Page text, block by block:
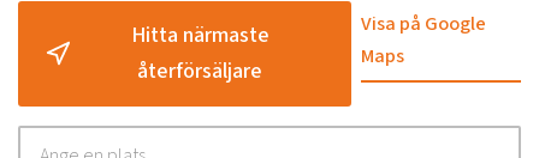
Hitta närmaste
återförsäljare
Visa på Google
Maps